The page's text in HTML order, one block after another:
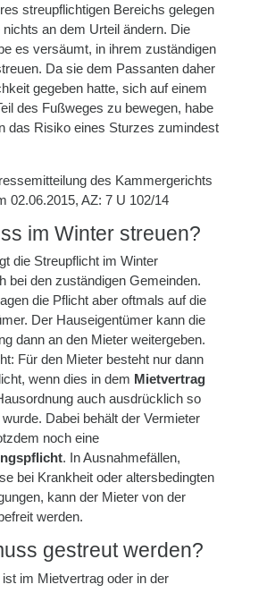
streupflichtigen Bereichs gelegen
nichts an dem Urteil ändern. Die
es versäumt, in ihrem zuständigen
Da sie dem Passanten daher
gegeben hatte, sich auf einem
des Fußweges zu bewegen, habe
das Risiko eines Sturzes zumindest
des Kammergerichts
02.06.2015, AZ: 7 U 102/14
im Winter streuen?
die Streupflicht im Winter
bei den zuständigen Gemeinden.
die Pflicht aber oftmals auf die
Der Hauseigentümer kann die
dann an den Mieter weitergeben.
Für den Mieter besteht nur dann
wenn dies in dem Mietvertrag
auch ausdrücklich so
Dabei behält der Vermieter
noch eine
. In Ausnahmefällen,
bei Krankheit oder altersbedingten
kann der Mieter von der
werden.
gestreut werden?
im Mietvertrag oder in der